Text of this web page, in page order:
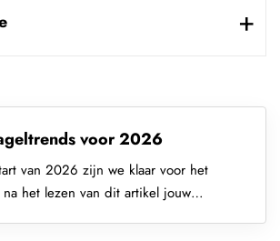
voor 2026
van 2026 zijn we klaar voor het
het lezen van dit artikel jouw